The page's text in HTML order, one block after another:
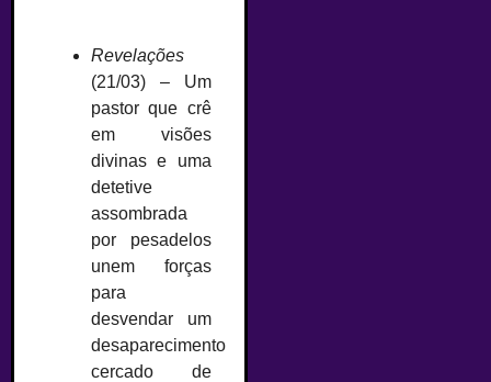
Revelações
(21/03) – Um
pastor que crê
em visões
divinas e uma
detetive
assombrada
por pesadelos
unem forças
para
desvendar um
desaparecimento
cercado de